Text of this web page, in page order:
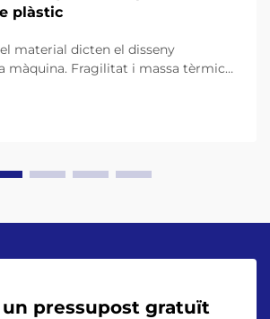
plàstic
material dicten el disseny
màquina. Fragilitat i massa tèrmica
requereixen xassís reforçats, cintes
amortiment de xocs i pinces de
un pressupost gratuït